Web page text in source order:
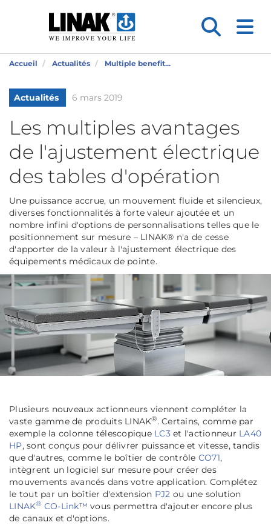
Accueil Actualités Multiple benefit...
Actualités 6 mars 2019
Les multiples avantages
de l'ajustement électrique
des tables d'opération
Une puissance accrue, un mouvement fluide et silencieux,
diverses fonctionnalités à forte valeur ajoutée et un
nombre infini d'options de personnalisations telles que le
positionnement sur mesure – LINAK® n'a de cesse
d'apporter de la valeur à l'ajustement électrique des
équipements médicaux de pointe.
Plusieurs nouveaux actionneurs viennent compléter la
vaste gamme de produits LINAK®. Certains, comme par
exemple la colonne télescopique LC3et l'actionneur LA40
HP, sont conçus pour délivrer puissance et vitesse, tandis
que d'autres, comme le boîtier de contrôle CO71,
intègrent un logiciel sur mesure pour créer des
mouvements avancés dans votre application. Complétez
le tout par un boîtier d'extension PJ2 ou une solution
LINAK® CO-Link™ vous permettra d'ajouter encore plus
de canaux et d'options.